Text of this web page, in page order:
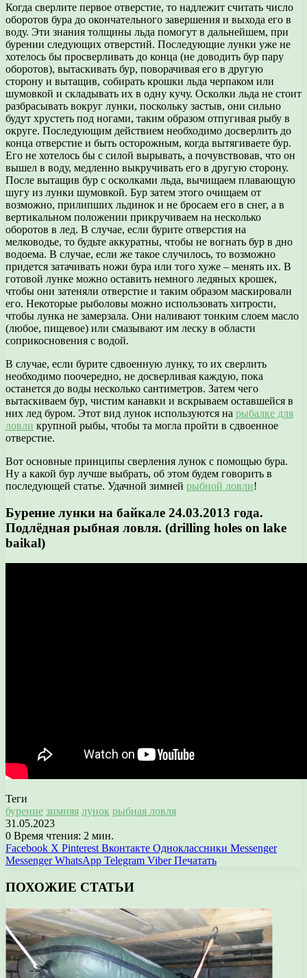
Когда сверлите первое отверстие, то надлежит считать число
оборотов бура до окончательного завершения и выхода его в
воду. Эти знания толщины льда помогут в дальнейшем, при
бурении следующих отверстий. Последующие лунки уже не
хотелось бы просверливать до конца (не доводить бур пару
оборотов), вытаскивать бур, поворачивая его в другую
сторону и вытащив, собирать крошки льда черпаком или
шумовкой и складывать их в одну кучу. Осколки льда не стоит
разбрасывать вокруг лунки, поскольку застыв, они сильно
будут хрустеть под ногами, таким образом отпугивая рыбу в
округе. Последующим действием необходимо досверлить до
конца отверстие и быть осторожным, когда вытягиваете бур.
Его не хотелось бы с силой вырывать, а почувствовав, что он
вышел в воду, медленно выкручивать его в другую сторону.
После вытащив бур с осколками льда, вычищаем плавающую
шугу из лунки шумовкой. Бур затем этого очищаем от
возможно, прилипших льдинок и не бросаем его в снег, а в
вертикальном положении прикручиваем на несколько
оборотов в лед. В случае, если бурите отверстия на
мелководье, то будьте аккуратны, чтобы не вогнать бур в дно
водоема. В случае, если же такое случилось, то возможно
придется затачивать ножи бура или того хуже – менять их. В
готовой лунке можно оставить немного ледяных крошек,
чтобы они затеняли отверстие и таким образом маскировали
его. Некоторые рыболовы можно использовать хитрости,
чтобы лунка не замерзала. Они наливают тонким слоем масло
(любое, пищевое) или смазывают им леску в области
соприкосновения с водой.
В случае, если бурите сдвоенную лунку, то их сверлить
необходимо поочередно, не досверливая каждую, пока
останется до воды несколько сантиметров. Затем чего
вытаскиваем бур, чистим канавки и вскрываем оставшейся в
них лед буром. Этот вид лунок используются на рыбалке для
ловли крупной рыбы, чтобы та могла пройти в сдвоенное
отверстие.
Вот основные принципы сверления лунок с помощью бура.
Ну а какой бур лучше выбрать, об этом будем говорить в
последующей статье. Удачной зимней рыбной ловли!
Бурение лунки на байкале 24.03.2013 года.
Подлёдная рыбная ловля. (drilling holes on lake
baikal)
Теги
бурение зимняя лунок рыбная ловля
31.05.2023
0 Время чтения: 2 мин.
Facebook X Pinterest Вконтакте Одноклассники Messenger
Messenger WhatsApp Telegram Viber Печатать
ПОХОЖИЕ СТАТЬИ